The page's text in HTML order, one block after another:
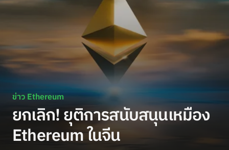
ข่าว Ethereum
ยกเลิก! ยุติการสนับสนุนเหมือง
Ethereum ในจีน